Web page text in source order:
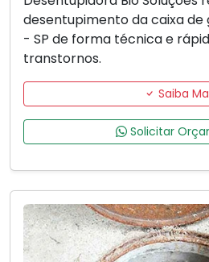
desentupimento da caixa de
- SP de forma técnica e
transtornos.
Saiba
Solicitar